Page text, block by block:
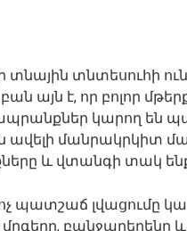
տնային տնտեսուհի
այն է, որ բոլոր
կարող են
ավելի մանրակրկիտ
և վտանգի տակ
պատշաճ լվացումը
բանջարեղենը